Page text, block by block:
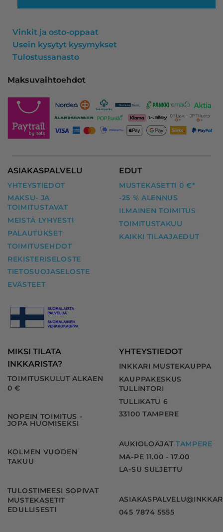
Vinkit ja osto-oppaat
Usein kysytyt kysymykset
Tulostussanasto
Maksuvaihtoehdot
ASIAKASPALVELU
YHTEYSTIEDOT
MAKSU- JA
TOIMITUSTAVAT
MEISTÄ LYHYESTI
PALAUTUKSET
TOIMITUSEHDOT
REKISTERISELOSTE
TIETOSUOJASELOSTE
EVÄSTEET
EDUT
MUSTEKASETTI 0 €*
-25 % ALENNUS
ILMAINEN TOIMITUS
TOIMITUSTAKUU
KAIKKI TILAAJAEDUT
MIKSI TILATA
INKKARISTA?
TOIMITUSKULUT ALKAEN
0 €
NOPEIN TOIMITUS -
JOPA HUOMISEKSI
KOLMEN VUODEN
TAKUU
TULOSTIMEESI SOPIVAT
MUSTEKASETIT
EDULLISESTI
YHTEYSTIEDOT
INKKARI MUSTEKAUPPA
KAUPPAKESKUS
TULLINTORI
TULLIKATU 6
33100 TAMPERE
AUKIOLOAJAT TAMPERE
MA-PE 11.00 - 17.00
LA-SU SULJETTU
045 7874 5555